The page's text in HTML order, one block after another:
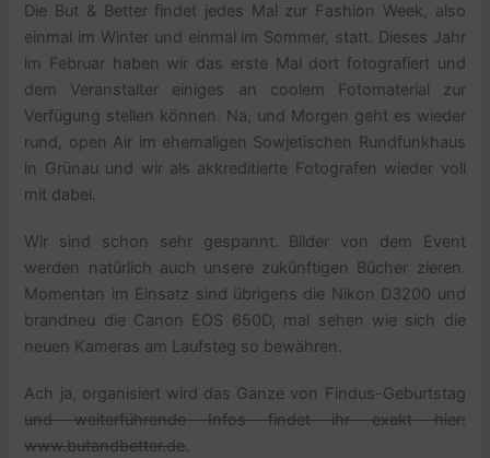
Die But & Better findet jedes Mal zur Fashion Week, also
einmal im Winter und einmal im Sommer, statt. Dieses Jahr
im Februar haben wir das erste Mal dort fotografiert und
dem Veranstalter einiges an coolem Fotomaterial zur
Verfügung stellen können. Na, und Morgen geht es wieder
rund, open Air im ehemaligen Sowjetischen Rundfunkhaus
in Grünau und wir als akkreditierte Fotografen wieder voll
mit dabei.
Wir sind schon sehr gespannt. Bilder von dem Event
werden natürlich auch unsere zukünftigen Bücher zieren.
Momentan im Einsatz sind übrigens die Nikon D3200 und
brandneu die Canon EOS 650D, mal sehen wie sich die
neuen Kameras am Laufsteg so bewähren.
Ach ja, organisiert wird das Ganze von Findus-Geburtstag
und weiterführende Infos findet ihr exakt hier:
www.butandbetter.de.